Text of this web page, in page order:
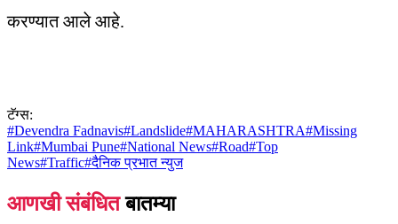
करण्यात आले आहे.
टॅग्स:
#Devendra Fadnavis#Landslide#MAHARASHTRA#Missing
Link#Mumbai Pune#National News#Road#Top
News#Traffic#दैनिक प्रभात न्युज
आणखी संबंधित बातम्या